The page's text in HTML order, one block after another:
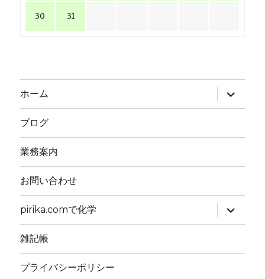
30 31
ホーム
サ
ブ
メ
ー
開
ブログ
業務案内
お問い合わせ
pirika.comで化学
サ
ブ
メ
ー
雑記帳
プライバシーポリシー